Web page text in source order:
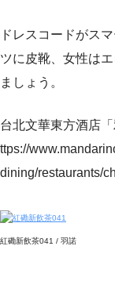
ドレスコードがス
ツに皮靴、女性は
ましょう。
台北文華東方酒店「
ttps://
dining/restaurants/
紅磡新飲茶041 / 羽諾